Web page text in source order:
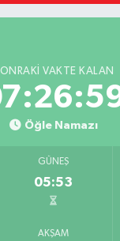
VAKTE KALAN
Öğle Namazı
GÜNEŞ
05:53
AKŞAM